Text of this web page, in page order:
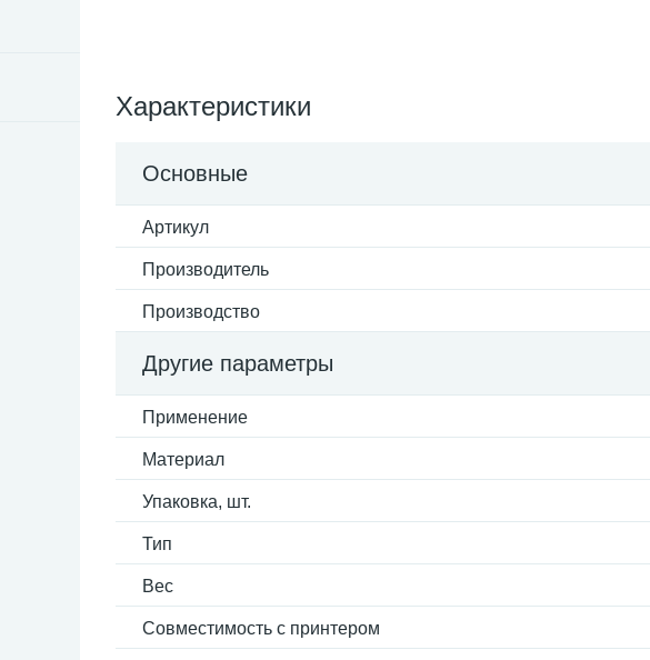
Характеристики
Основные
Артикул
Производитель
Производство
Другие параметры
Применение
Материал
Упаковка, шт.
Тип
Вес
Совместимость с принтером